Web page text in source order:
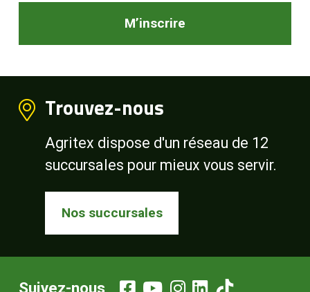
M’inscrire
Trouvez-nous
Agritex dispose d'un réseau de 12
succursales pour mieux vous servir.
Nos succursales